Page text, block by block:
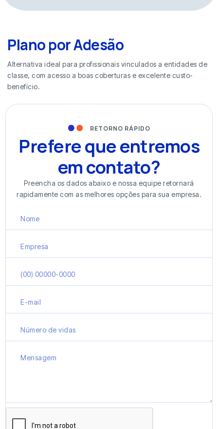
Plano por Adesão
Alternativa ideal para profissionais vinculados a entidades de
classe, com acesso a boas coberturas e excelente custo-
benefício.
RETORNO RÁPIDO
Prefere que entremos
em contato?
Preencha os dados abaixo e nossa equipe retornará
rapidamente com as melhores opções para sua empresa.